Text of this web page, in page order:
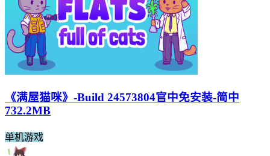
《满屋猫咪》-Build 24573804官中免安装-简中
732.2MB
单机游戏